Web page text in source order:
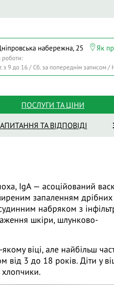
набережна, 25 Як
роботи:
з 9 до 16 / Сб. за попереднім записом /
ПОСЛУГИ ТА ЦІНИ
ТА ВІДПОВІДІ
IgA — асоційований
запаленням дрібних
набряком з
шкіри, шлунково-
віці, але найбільш
від 3 до 18 років. Діти у
хлопчики.